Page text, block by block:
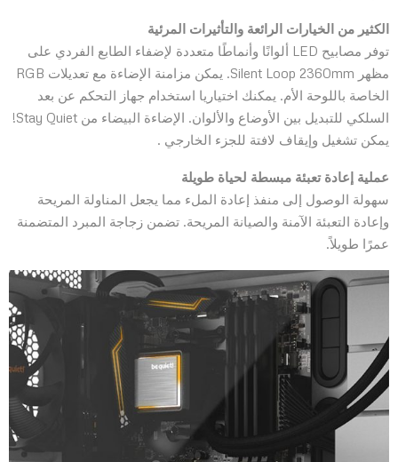
الكثير من الخيارات الرائعة والتأثيرات المرئية
توفر مصابيح LED ألوانًا وأنماطًا متعددة لإضفاء الطابع الفردي على
مظهر Silent Loop 2360mm. يمكن مزامنة الإضاءة مع تعديلات RGB
الخاصة باللوحة الأم. يمكنك اختياريا استخدام جهاز التحكم عن بعد
السلكي للتبديل بين الأوضاع والألوان. الإضاءة البيضاء من Stay Quiet!
يمكن تشغيل وإيقاف لافتة للجزء الخارجي .
عملية إعادة تعبئة مبسطة لحياة طويلة
سهولة الوصول إلى منفذ إعادة الملء مما يجعل المناولة المريحة
وإعادة التعبئة الآمنة والصيانة المريحة. تضمن زجاجة المبرد المتضمنة
عمرًا طويلاً.